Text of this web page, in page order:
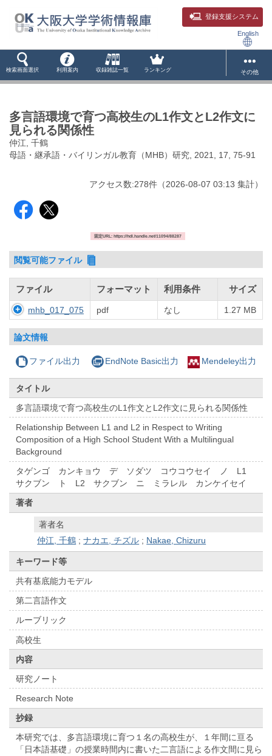
登録支援システム
English
検索画面選択 利用案内 収録雑誌一覧 ランキング その他
多言語環境で育つ高校生のL1作文とL2作文に
見られる関係性
仲江, 千鶴
母語・継承語・バイリンガル教育（MHB）研究, 2021, 17, 75-91
アクセス数:278件 （2026-08-07 03:13 集計）
固定URL: https://hdl.handle.net/11094/88287
閲覧可能ファイル
ファイル フォーマット 利用条件 サイズ
mhb_017_075 pdf なし 1.27 MB
論文情報
ファイル出力 EndNote Basic出力 Mendeley出力
タイトル
多言語環境で育つ高校生のL1作文とL2作文に見られる関係性
Relationship Between L1 and L2 in Respect to Writing
Composition of a High School Student With a Multilingual
Background
タゲンゴ カンキョウ デ ソダツ コウコウセイ ノ L1
サクブン ト L2 サクブン ニ ミラレル カンケイセイ
著者
著者名
仲江, 千鶴 ;ナカエ, チズル ; Nakae, Chizuru
キーワード等
共有基底能力モデル
第二言語作文
ルーブリック
高校生
内容
研究ノート
Research Note
抄録
本研究では、多言語環境に育つ１名の高校生が、１年間に亘る
「日本語基礎」の授業時間内に書いた二言語による作文間に見ら